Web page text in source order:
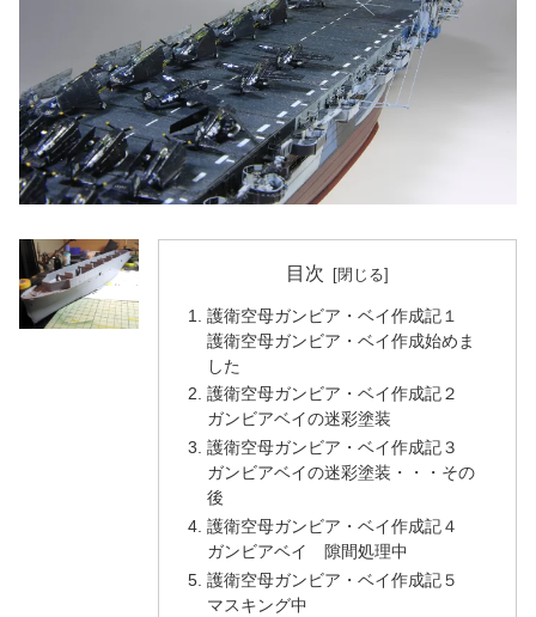
目次
護衛空母ガンビア・ベイ作成記１
護衛空母ガンビア・ベイ作成始めま
した
護衛空母ガンビア・ベイ作成記２
ガンビアベイの迷彩塗装
護衛空母ガンビア・ベイ作成記３
ガンビアベイの迷彩塗装・・・その
後
護衛空母ガンビア・ベイ作成記４
ガンビアベイ 隙間処理中
護衛空母ガンビア・ベイ作成記５
マスキング中